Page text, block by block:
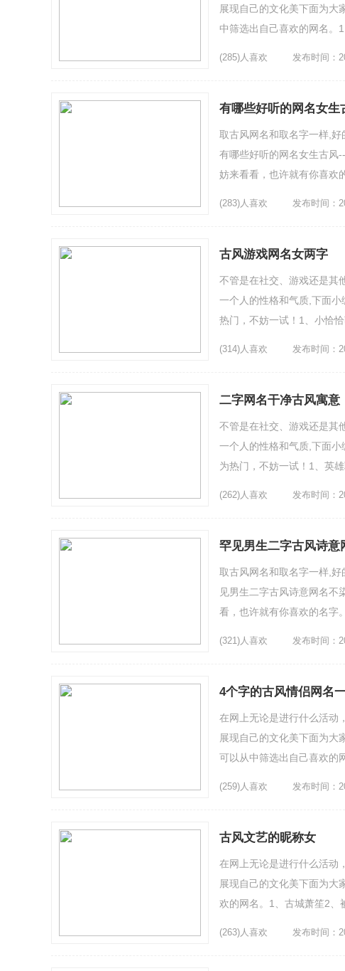
展现自己的文化美下面为大
中筛选出自己喜欢的网名。
(285)人喜欢 发布时间：
有哪些好听的网名女生
取古风网名和取名字一样,
有哪些好听的网名女生古风
妨来看看，也许就有你喜欢
(283)人喜欢 发布时间：
古风游戏网名女两字
不管是在社交、游戏还是其
一个人的性格和气质,下面
热门，不妨一试！1、小恰
(314)人喜欢 发布时间：
二字网名干净古风寓意
不管是在社交、游戏还是其
一个人的性格和气质,下面
为热门，不妨一试！1、英
(262)人喜欢 发布时间：
罕见男生二字古风诗
取古风网名和取名字一样,
见男生二字古风诗意网名
看，也许就有你喜欢的名字
(321)人喜欢 发布时间：
4个字的古风情侣网名
在网上无论是进行什么活动
展现自己的文化美下面为大
可以从中筛选出自己喜欢的
(259)人喜欢 发布时间：
古风文艺的昵称女
在网上无论是进行什么活动
展现自己的文化美下面为大
欢的网名。1、古城萧笙2、
(263)人喜欢 发布时间：